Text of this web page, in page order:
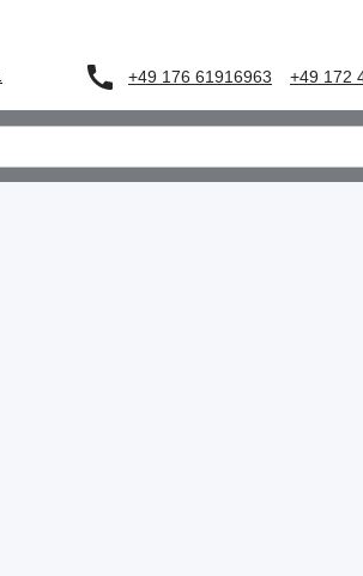
+49 176 61916963 +49 172